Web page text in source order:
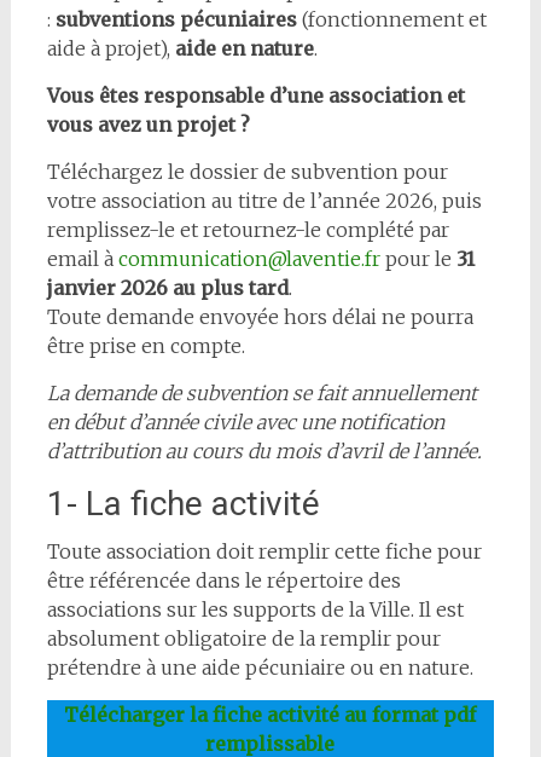
: subventions pécuniaires(fonctionnement et
aide à projet), aide en nature.
Vous êtes responsable d’une association et
vous avez un projet ?
Téléchargez le dossier de subvention pour
votre association au titre de l’année 2026, puis
remplissez-le et retournez-le complété par
email à communication@laventie.frpour le 31
janvier 2026 au plus tard.
Toute demande envoyée hors délai ne pourra
être prise en compte.
La demande de subvention se fait annuellement
en début d’année civile avec une notification
d’attribution au cours du mois d’avril de l’année.
1- La fiche activité
Toute association doit remplir cette fiche pour
être référencée dans le répertoire des
associations sur les supports de la Ville. Il est
absolument obligatoire de la remplir pour
prétendre à une aide pécuniaire ou en nature.
Télécharger la fiche activité au format pdf
remplissable